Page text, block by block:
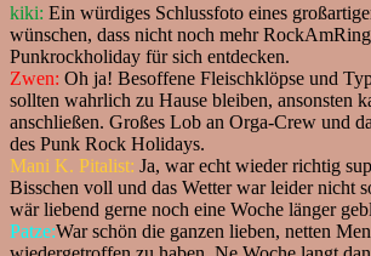
kiki: Ein würdiges Schlussfoto eines
wünschen, dass nicht noch mehr
Punkrockholiday für sich entdecken.
Zwen: Oh ja! Besoffene Fleischklöpse und
sollten wahrlich zu Hause bleiben, ansonsten
anschließen. Großes Lob an Orga-Crew und
des Punk Rock Holidays.
Mani K. Pitalist: Ja, war echt wieder richtig
Bisschen voll und das Wetter war leider nicht
wär liebend gerne noch eine Woche länger
Patze:War schön die ganzen lieben, netten